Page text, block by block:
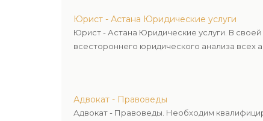
Юрист - Астана Юридические услуги
Юрист - Астана Юридические услуги. В
всестороннего юридического анализа всех
Адвокат - Правоведы
Адвокат - Правоведы. Необходим